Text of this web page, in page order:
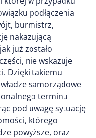
podłączenia
burmistrz,
nakazującą
już zostało
nie wskazuje
Dzięki takiemu
samorządowe
terminu
pod uwagę sytuację
którego
powyższe, oraz